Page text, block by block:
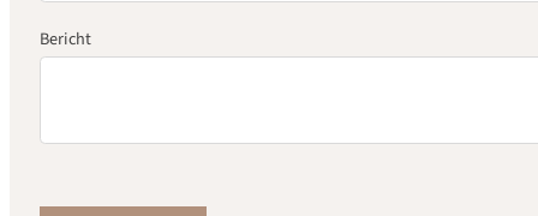
Bericht